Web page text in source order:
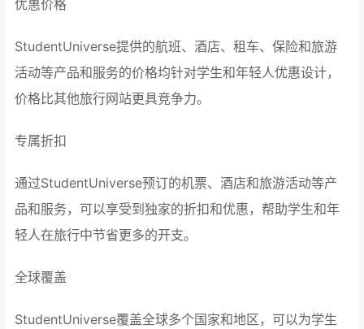
优惠价格
StudentUniverse提供的航班、酒店、租车、保险和旅游
活动等产品和服务的价格均针对学生和年轻人优惠设计，
价格比其他旅行网站更具竞争力。
专属折扣
通过StudentUniverse预订的机票、酒店和旅游活动等产
品和服务，可以享受到独家的折扣和优惠，帮助学生和年
轻人在旅行中节省更多的开支。
全球覆盖
StudentUniverse覆盖全球多个国家和地区，可以为学生